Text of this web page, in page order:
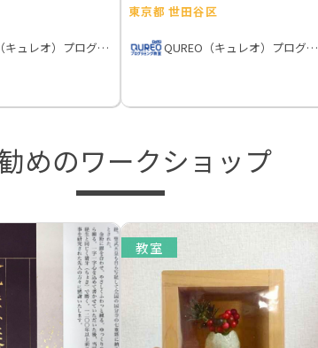
QUREO（キュレオ）プログラミング教室
東京都 世田谷区
QUREO（キュレオ）プログラミング教室
めのワークショップ
教室